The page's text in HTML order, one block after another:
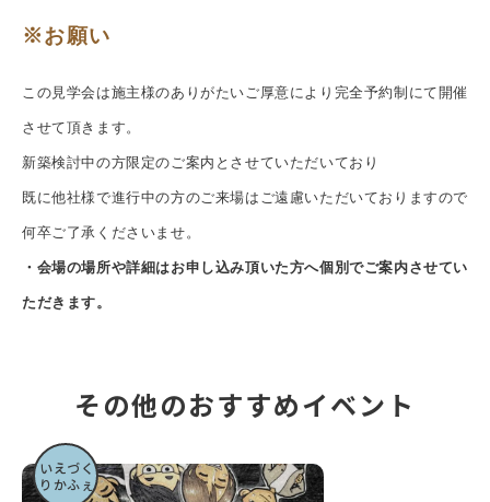
※お願い
この見学会は施主様のありがたいご厚意により完全予約制にて開催
させて頂きます。
新築検討中の方限定のご案内とさせていただいており
既に他社様で進行中の方のご来場はご遠慮いただいておりますので
何卒ご了承くださいませ。
・会場の場所や詳細はお申し込み頂いた方へ個別でご案内させてい
ただきます。
その他のおすすめイベント
いえづく
りかふぇ